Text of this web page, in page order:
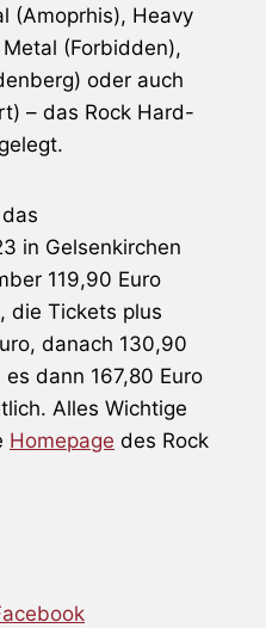
(Amoprhis), Heavy
(Forbidden),
oder auch
– das Rock Hard-
in Gelsenkirchen
119,90 Euro
die Tickets plus
danach 130,90
dann 167,80 Euro
Alles Wichtige
Homepage des Rock